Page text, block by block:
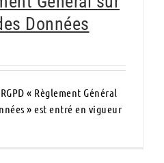
Données
« Règlement Général
» est entré en vigueur